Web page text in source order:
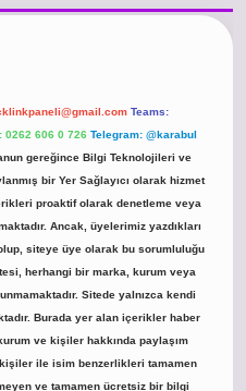
Teams:
0262 606 0 726 Telegram: @karabul
gereğince Bilgi Teknolojileri ve
bir Yer Sağlayıcı olarak hizmet
proaktif olarak denetleme veya
Ancak, üyelerimiz yazdıkları
siteye üye olarak bu sorumluluğu
herhangi bir marka, kurum veya
Sitede yalnızca kendi
Burada yer alan içerikler haber
ve kişiler hakkında paylaşım
ile isim benzerlikleri tamamen
ve tamamen ücretsiz bir bilgi